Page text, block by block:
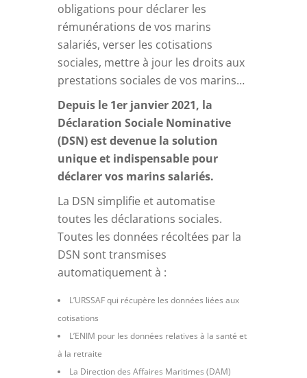
obligations pour déclarer les
rémunérations de vos marins
salariés, verser les cotisations
sociales, mettre à jour les droits aux
prestations sociales de vos marins…
Depuis le 1er janvier 2021, la
Déclaration Sociale Nominative
(DSN) est devenue la solution
unique et indispensable pour
déclarer vos marins salariés.
La DSN simplifie et automatise
toutes les déclarations sociales.
Toutes les données récoltées par la
DSN sont transmises
automatiquement à :
L’URSSAF qui récupère les données liées aux
cotisations
L’ENIM pour les données relatives à la santé et
à la retraite
La Direction des Affaires Maritimes (DAM)